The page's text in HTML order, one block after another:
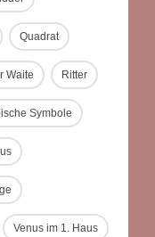
Quadrat
Waite Ritter
Symbole
Venus im 1. Haus